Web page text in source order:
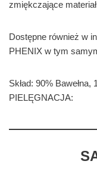
zmiękczające
Dostępne również w
PHENIX w tym
Skład: 90%
PIELĘGNACJA: